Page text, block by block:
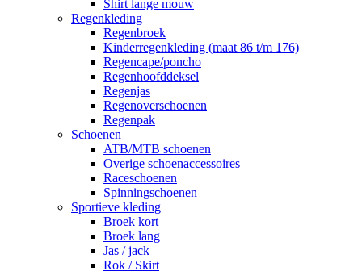
Shirt lange mouw
Regenkleding
Regenbroek
Kinderregenkleding (maat 86 t/m 176)
Regencape/poncho
Regenhoofddeksel
Regenjas
Regenoverschoenen
Regenpak
Schoenen
ATB/MTB schoenen
Overige schoenaccessoires
Raceschoenen
Spinningschoenen
Sportieve kleding
Broek kort
Broek lang
Jas / jack
Rok / Skirt